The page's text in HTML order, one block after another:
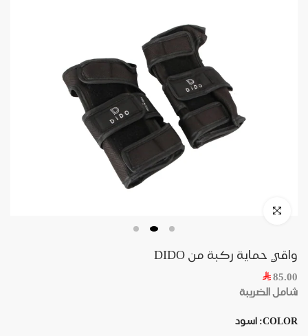
واقي حماية ركبة من DIDO
85.00
شامل الضريبة
COLOR: اسود